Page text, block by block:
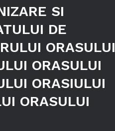
SI
DE
ORASULUI
ORASULUI
ORASIULUI
ORASULUI